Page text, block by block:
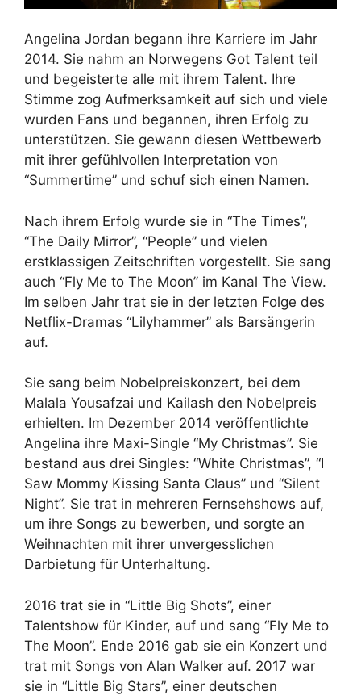
Angelina Jordan begann ihre Karriere im Jahr
2014. Sie nahm an Norwegens Got Talent teil
und begeisterte alle mit ihrem Talent. Ihre
Stimme zog Aufmerksamkeit auf sich und viele
wurden Fans und begannen, ihren Erfolg zu
unterstützen. Sie gewann diesen Wettbewerb
mit ihrer gefühlvollen Interpretation von
“Summertime” und schuf sich einen Namen.
Nach ihrem Erfolg wurde sie in “The Times”,
“The Daily Mirror”, “People” und vielen
erstklassigen Zeitschriften vorgestellt. Sie sang
auch “Fly Me to The Moon” im Kanal The View.
Im selben Jahr trat sie in der letzten Folge des
Netflix-Dramas “Lilyhammer” als Barsängerin
auf.
Sie sang beim Nobelpreiskonzert, bei dem
Malala Yousafzai und Kailash den Nobelpreis
erhielten. Im Dezember 2014 veröffentlichte
Angelina ihre Maxi-Single “My Christmas”. Sie
bestand aus drei Singles: “White Christmas”, “I
Saw Mommy Kissing Santa Claus” und “Silent
Night”. Sie trat in mehreren Fernsehshows auf,
um ihre Songs zu bewerben, und sorgte an
Weihnachten mit ihrer unvergesslichen
Darbietung für Unterhaltung.
2016 trat sie in “Little Big Shots”, einer
Talentshow für Kinder, auf und sang “Fly Me to
The Moon”. Ende 2016 gab sie ein Konzert und
trat mit Songs von Alan Walker auf. 2017 war
sie in “Little Big Stars”, einer deutschen